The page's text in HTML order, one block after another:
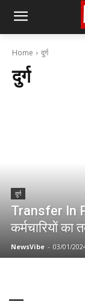
Home दुर्ग
दुर्ग
दुर्ग
Transfer In
कर्मचारियों का
NewsVibe - 03/01/